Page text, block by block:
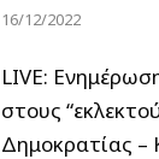
16/12/2022
LIVE:
στους
Δημοκρατίας